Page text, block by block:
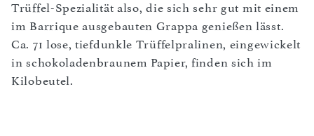
Trüffel-Spezialität also, die sich sehr gut mit einem
im Barrique ausgebauten Grappa genießen lässt.
Ca. 71 lose, tiefdunkle Trüffelpralinen, eingewickelt
in schokoladenbraunem Papier, finden sich im
Kilobeutel.